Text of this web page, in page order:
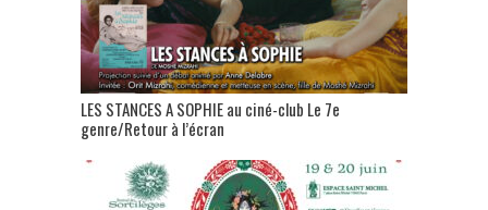
LES STANCES A SOPHIE au ciné-club Le 7e
genre/Retour à l’écran